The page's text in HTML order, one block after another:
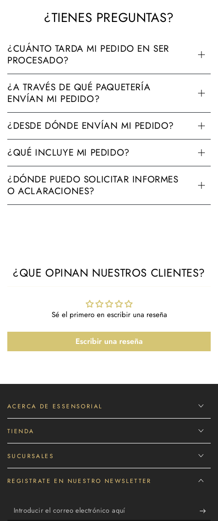
¿TIENES PREGUNTAS?
¿CUÁNTO TARDA MI PEDIDO EN SER
PROCESADO?
¿A TRAVÉS DE QUÉ PAQUETERÍA
ENVÍAN MI PEDIDO?
¿DESDE DÓNDE ENVÍAN MI PEDIDO?
¿QUÉ INCLUYE MI PEDIDO?
¿DÓNDE PUEDO SOLICITAR INFORMES
O ACLARACIONES?
¿QUE OPINAN NUESTROS CLIENTES?
Sé el primero en escribir una reseña
Escribir una reseña
ACERCA DE ESSENSORIAL
TIENDA
SUCURSALES
REGISTRATE EN NUESTRO NEWSLETTER
Introducir